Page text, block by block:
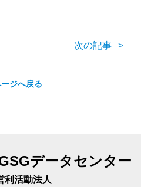
次の記事
ジへ戻る
データセンター
利活動法人